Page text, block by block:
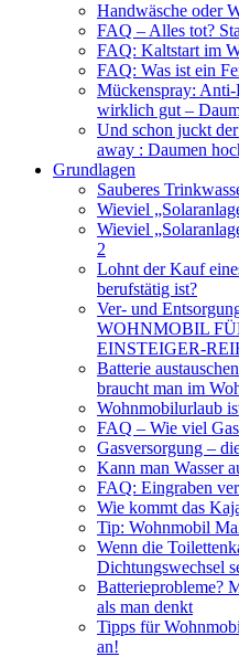
Handwäsche oder
FAQ – Alles tot?
FAQ: Kaltstart im
FAQ: Was ist ein
Mückenspray:
wirklich gut –
Und schon juckt
away : Daumen
Grundlagen
Sauberes
Wieviel
Wieviel
2
Lohnt der Kauf
berufstätig ist?
Ver- und
WOHNMOBIL
EINSTEIGER-
Batterie
braucht man im
Wohnmobilurlaub
FAQ – Wie viel
Gasversorgung –
Kann man Wasser
FAQ: Eingraben
Wie kommt das
Tip: Wohnmobil
Wenn die
Dichtungswechsel
Batterieprobleme?
als man denkt
Tipps für
an!